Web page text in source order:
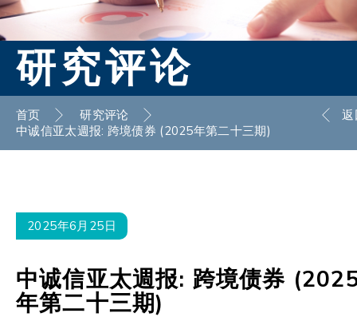
研究评论
首页
研究评论
中诚信亚太週报: 跨境债券 (2025年第二十三期)
2025年6月25日
中诚信亚太週报: 跨境债券
年第二十三期)